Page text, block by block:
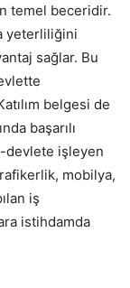
temel beceridir.
yeterliliğini
sağlar. Bu
belgesi de
başarılı
devlete işleyen
mobilya,
iş
istihdamda